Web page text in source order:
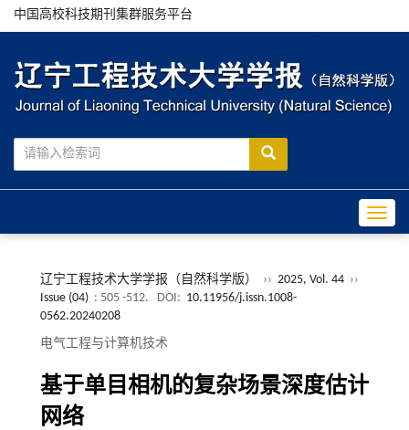
中国高校科技期刊集群服务平台
辽宁工程技术大学学报（自然科学版） ›› 2025, Vol. 44 ››
Issue (04) : 505 -512. DOI: 10.11956/j.issn.1008-
0562.20240208
电气工程与计算机技术
基于单目相机的复杂场景深度估计
网络